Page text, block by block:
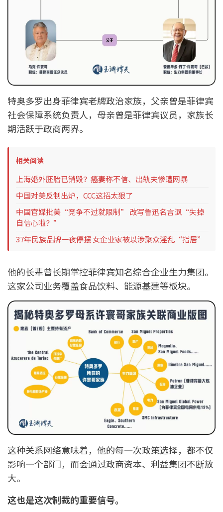
特奥多罗出身菲律宾老牌政治家族，父亲曾是菲律宾
社会保障系统负责人，母亲曾是菲律宾议员，家族长
期活跃于政商两界。
相关阅读
上海婚外胚胎已销毁？癌妻称不信、出轨夫惨遭网暴
中国对美反制出炉，CCC这招太狠了
中国官媒批美“竞争不过就限制” 改写鲁迅名言讽“失掉
自信心啦？”
37年民族品牌一夜停摆 女企业家被以涉聚众淫乱“指居”
他的长辈曾长期掌控菲律宾知名综合企业生力集团。
这家公司业务覆盖食品饮料、能源基建等板块。
这种关系网络意味着，他的每一次政策选择，都不仅
影响一个部门，而会通过政商资本、利益集团不断放
大。
这也是这次制裁的重要信号。